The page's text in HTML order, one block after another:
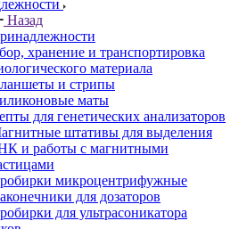
Назад
хранение и транспортировка
материала
и стрипы
маты
для генетических анализаторов
штативы для выделения
и работы с магнитными
микроцентрифужные
для дозаторов
для ультрасоникатора